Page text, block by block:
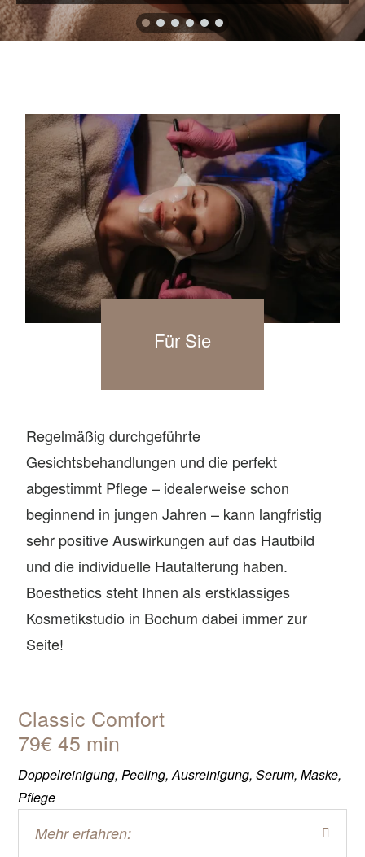
Für Sie
Regelmäßig durchgeführte
Gesichtsbehandlungen und die perfekt
abgestimmt Pflege – idealerweise schon
beginnend in jungen Jahren – kann langfristig
sehr positive Auswirkungen auf das Hautbild
und die individuelle Hautalterung haben.
Boesthetics steht Ihnen als erstklassiges
Kosmetikstudio in Bochum dabei immer zur
Seite!
Classic Comfort
79€ 45 min
Doppelreinigung, Peeling, Ausreinigung, Serum, Maske,
Pflege
Mehr erfahren: